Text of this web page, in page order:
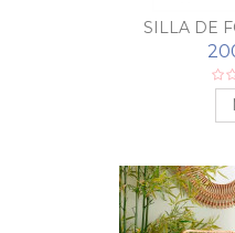
SILLA DE